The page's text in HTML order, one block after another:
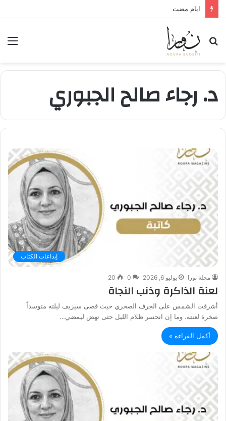
لعنة الذاكرة وذنب النجاة
بحث
عن
د. رجاء صالح الجبوري
إبداعات الكتاب
مجلة نورا يوليو 6, 2026 0
20
لعنة الذاكرة وذنب النجاة
أشرقت الشمس على الجرف الصخري حيث قضى سيزيف ليلته متوسداً
صخرة لعنته. وما إن انحسر ظلام الليل حتى نهض ليمضي…
أكمل القراءة »